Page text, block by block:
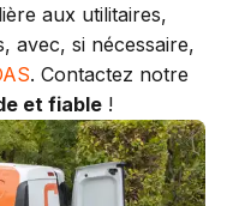
aux utilitaires,
avec, si nécessaire,
. Contactez notre
et fiable !